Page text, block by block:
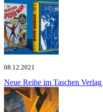
08.12.2021
Neue Reihe im Taschen Verlag